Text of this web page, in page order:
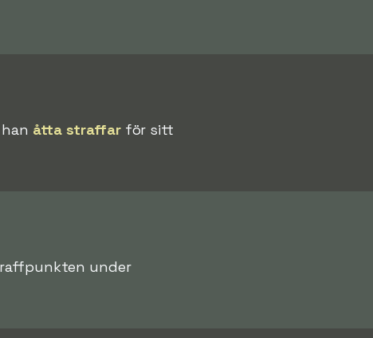
åtta straffarför sitt
under